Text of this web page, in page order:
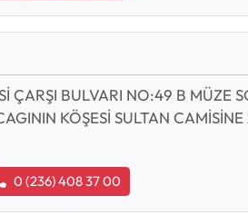
ÇARŞI BULVARI NO:49 B MÜZE
KÖŞESİ SULTAN
0 (236) 408 37 00